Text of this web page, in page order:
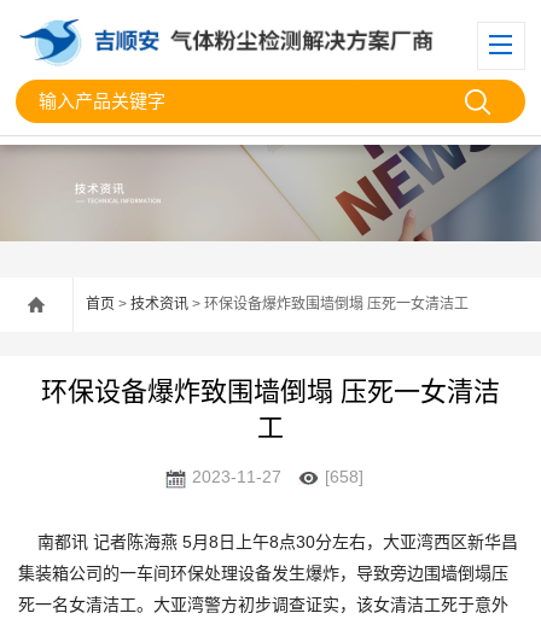
首页 > 技术资讯 > 环保设备爆炸致围墙倒塌 压死一女清洁工
环保设备爆炸致围墙倒塌 压死一女清洁
工
2023-11-27 [658]
南都讯 记者陈海燕 5月8日上午8点30分左右，大亚湾西区新华昌
集装箱公司的一车间环保处理设备发生爆炸，导致旁边围墙倒塌压
死一名女清洁工。大亚湾警方初步调查证实，该女清洁工死于意外